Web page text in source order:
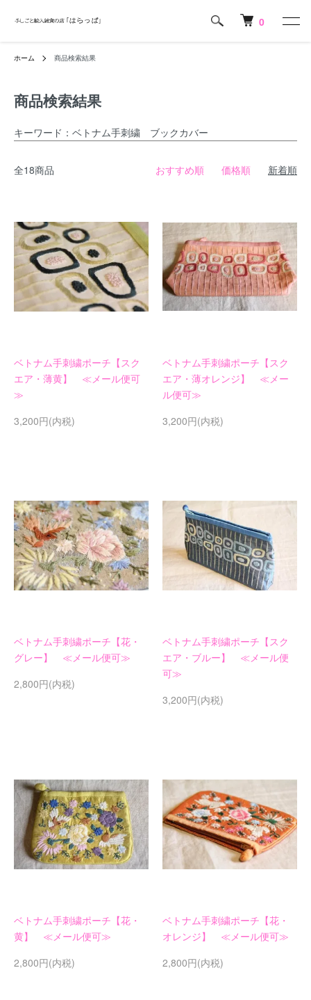
0
ホーム 商品検索結果
商品検索結果
キーワード：ベトナム手刺繍 ブックカバー
全18商品 おすすめ順 価格順 新着順
ベトナム手刺繍ポーチ【スク
エア・薄黄】 ≪メール便可
≫
3,200円(内税)
ベトナム手刺繍ポーチ【スク
エア・薄オレンジ】 ≪メー
ル便可≫
3,200円(内税)
ベトナム手刺繍ポーチ【花・
グレー】 ≪メール便可≫
2,800円(内税)
ベトナム手刺繍ポーチ【スク
エア・ブルー】 ≪メール便
可≫
3,200円(内税)
ベトナム手刺繍ポーチ【花・
黄】 ≪メール便可≫
2,800円(内税)
ベトナム手刺繍ポーチ【花・
オレンジ】 ≪メール便可≫
2,800円(内税)